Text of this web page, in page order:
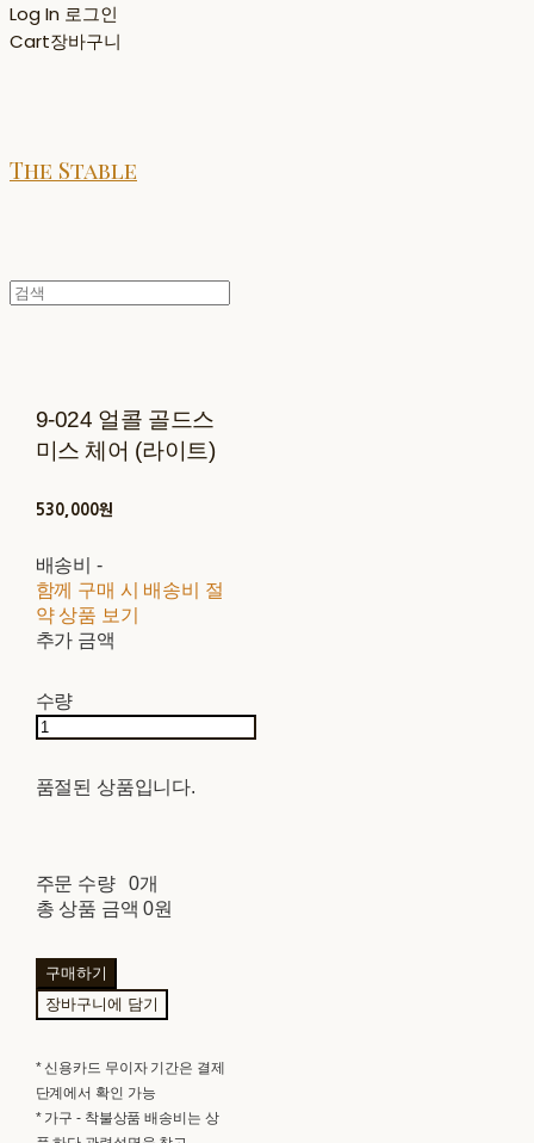
Log In 로그인
Cart장바구니
The Stable
9-024 얼콜 골드스
미스 체어 (라이트)
530,000원
배송비 -
함께 구매 시 배송비 절
약 상품 보기
추가 금액
수량
품절된 상품입니다.
주문 수량
0개
총 상품 금액 0원
구매하기
장바구니에 담기
* 신용카드 무이자 기간은 결제
단계에서 확인 가능
* 가구 - 착불상품 배송비는 상